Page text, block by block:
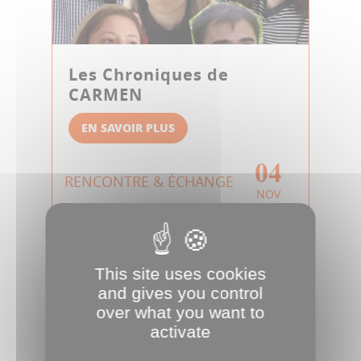
Les Chroniques de
CARMEN
EN SAVOIR PLUS
RENCONTRE & ÉCHANGE 04
NOV
This site uses cookies
and gives you control
over what you want to
activate